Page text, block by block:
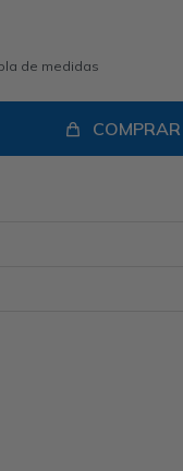
de medidas
COMPRAR